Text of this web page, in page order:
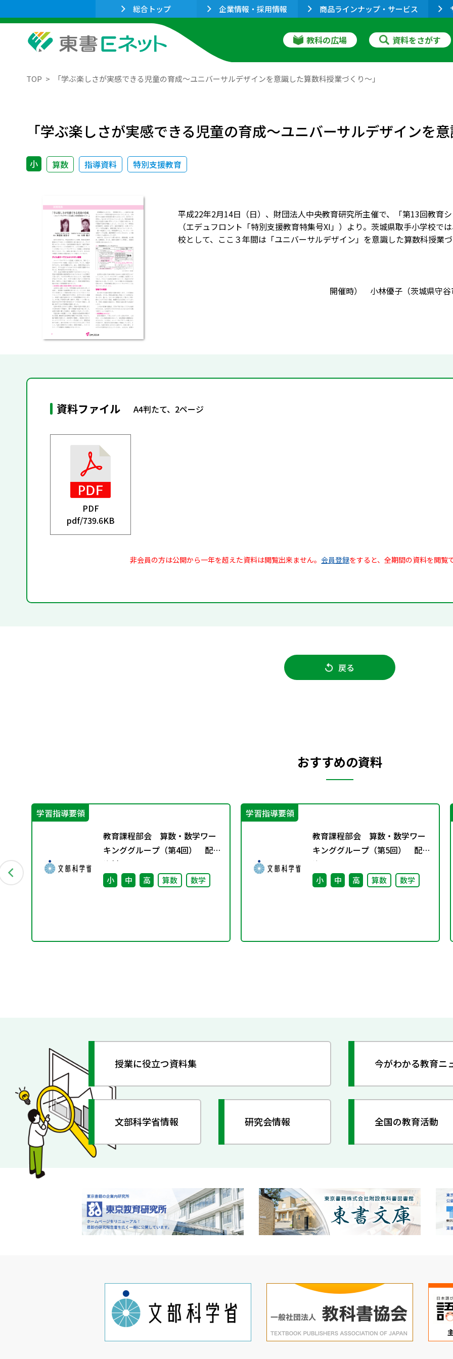
総合トップ 企業情報・採用情報 商品ラインナップ・サービス
教科の広場 資料をさがす
TOP 「学ぶ楽しさが実感できる児童の育成～ユニバーサルデザインを意識した算数科授業づくり～」
「学ぶ楽しさが実感できる児童の育成～ユニバーサルデザインを
小 算数 指導資料 特別支援教育
平成22年2月14日（日）、財団法人中央教育研究所主催で、「第13回教育
（エデュフロント「特別支援教育特集号XI」）より。茨城県取手小学校
校として、ここ３年間は「ユニバーサルデザイン」を意識した算数科授業
開催時） 小林優子（茨城県守谷
資料ファイル A4判たて、2ページ
PDF
pdf/739.6KB
非会員の方は公開から一年を超えた資料は閲覧出来ません。 会員登録をすると、全期間の資料を閲覧
戻る
おすすめの資料
学習指導要領
教育課程部会 算数・数学ワー
キンググループ（第4回） 配付
資料
小 中 高 算数 数学
学習指導要領
教育課程部会 算数・数学ワー
キンググループ（第5回） 配付
資
小 中 高 算数 数学
授業に役立つ資料集 今がわかる教育ニ
文部科学省情報 研究会情報 全国の教育活動